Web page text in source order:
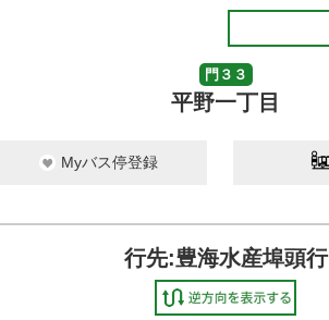
門３３
平野一丁目
Myバス停登録
行先:豊海水産埠頭行